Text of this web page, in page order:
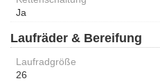
Ja
Laufräder & Bereifung
Laufradgröße
26